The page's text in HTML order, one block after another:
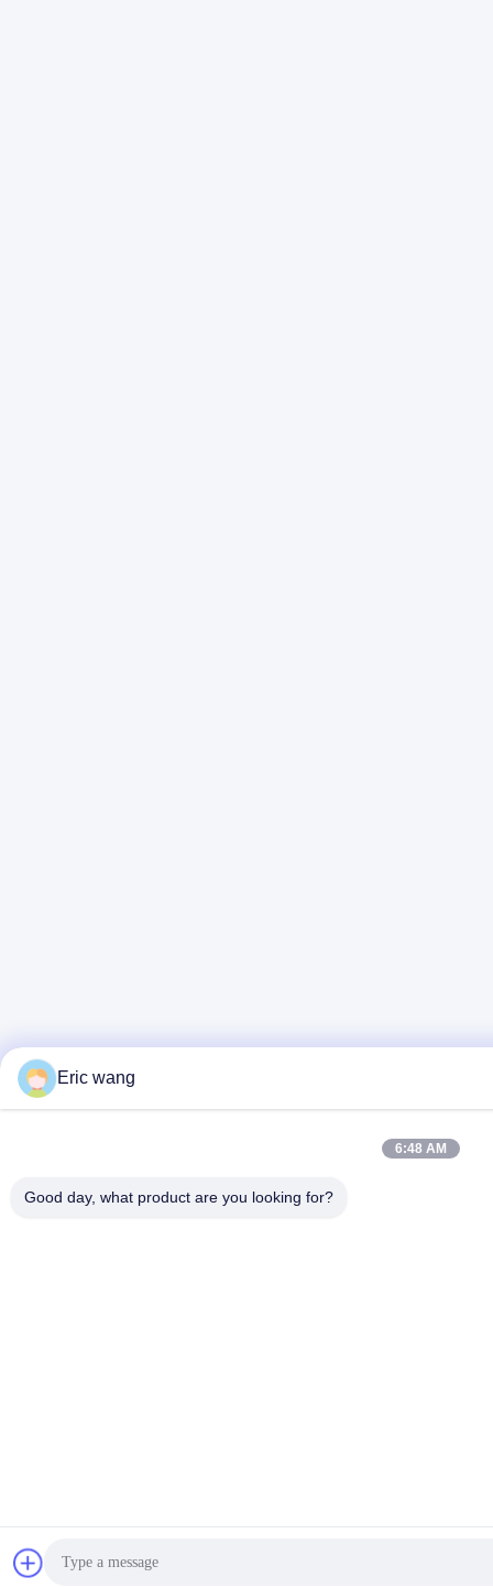
Eric wang
6:48 AM
Good day, what product are you looking for?